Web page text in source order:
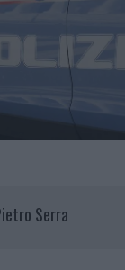
Serra